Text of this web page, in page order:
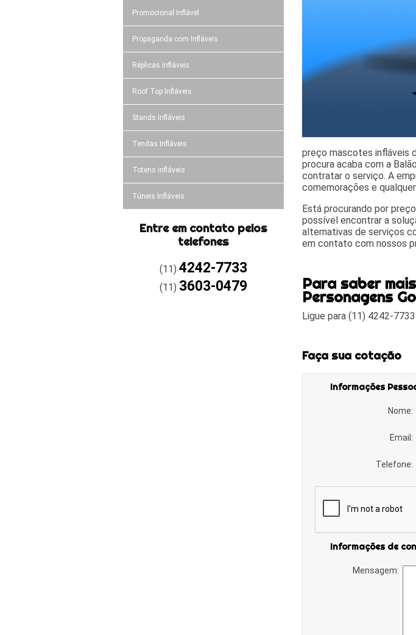
Promocional Inflável
Propaganda com Infláveis
Réplicas Infláveis
Roof Top Infláveis
Stands Infláveis
Tendas Infláveis
Totens infláveis
Túneis Infláveis
Entre em contato pelos
telefones
(11) 4242-7733
(11) 3603-0479
preço mascotes infláveis
procura acaba com a
contratar o serviço. A
comemorações e
Está procurando por
possível encontrar a
alternativas de serviços
em contato com nossos
Para saber
Personagens
Ligue para (11) 4242-7733
Faça sua cotação
Informações
Nome:
Email:
Telefone:
Informações de
Mensagem: